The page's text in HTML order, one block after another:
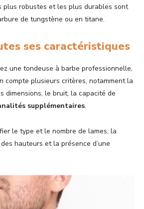
plus robustes et les plus durables sont
de tungstène ou en titane.
ses caractéristiques
une tondeuse à barbe professionnelle,
compte plusieurs critères, notamment la
dimensions, le bruit, la capacité de
supplémentaires.
le type et le nombre de lames, la
hauteurs et la présence d’une